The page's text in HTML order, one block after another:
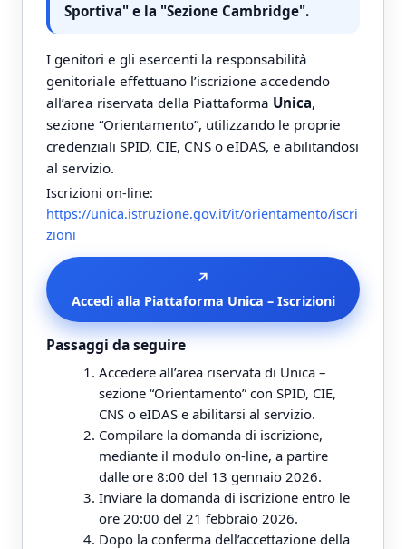
Sportiva" e la "Sezione Cambridge".
I genitori e gli esercenti la responsabilità
genitoriale effettuano l’iscrizione accedendo
all’area riservata della Piattaforma Unica,
sezione “Orientamento”, utilizzando le proprie
credenziali SPID, CIE, CNS o eIDAS, e abilitandosi
al servizio.
Iscrizioni on-line:
https://unica.istruzione.gov.it/it/orientamento/iscri
zioni
↗
Accedi alla Piattaforma Unica – Iscrizioni
Passaggi da seguire
Accedere all’area riservata di Unica –
sezione “Orientamento” con SPID, CIE,
CNS o eIDAS e abilitarsi al servizio.
Compilare la domanda di iscrizione,
mediante il modulo on-line, a partire
dalle ore 8:00 del 13 gennaio 2026.
Inviare la domanda di iscrizione entro le
ore 20:00 del 21 febbraio 2026.
Dopo la conferma dell’accettazione della